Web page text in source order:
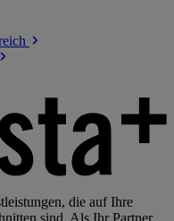
die auf Ihre
sind. Als Ihr Partner